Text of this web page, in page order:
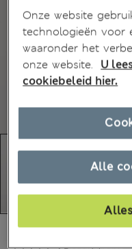
€46,00
Onze website
technologieën voor
waaronder het
onze website.
U
cookiebeleid hier.
Alle